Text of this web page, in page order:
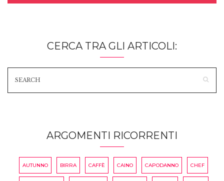
CERCA TRA GLI ARTICOLI:
ARGOMENTI RICORRENTI
AUTUNNO BIRRA CAFFÈ CAINO CAPODANNO CHEF